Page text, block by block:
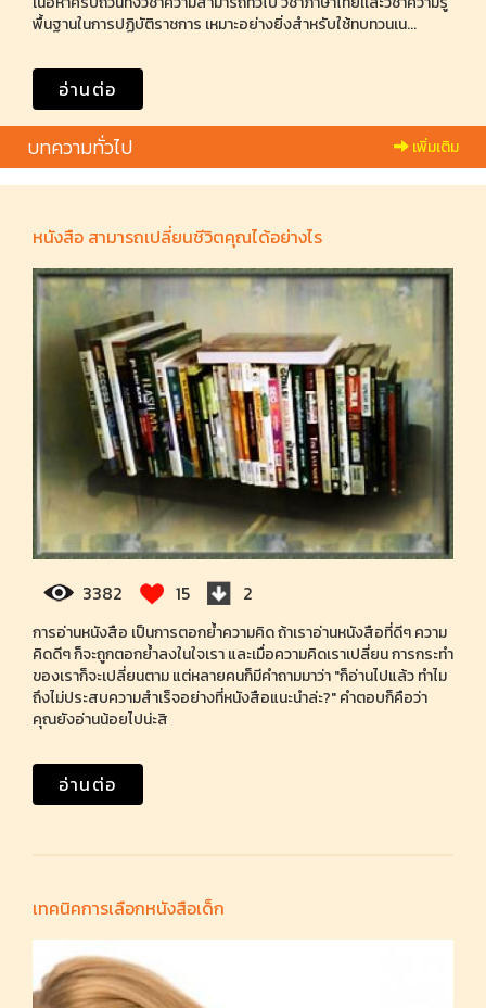
พื้นฐานในการปฏิบัติราชการ เหมาะอย่างยิ่งสำหรับใช้ทบทวนเน...
อ่านต่อ
บทความทั่วไป เพิ่มเติม
หนังสือ สามารถเปลี่ยนชีวิตคุณได้อย่างไร
3382 15 2
การอ่านหนังสือ เป็นการตอกย้ำความคิด ถ้าเราอ่านหนังสือที่ดีๆ ความ
คิดดีๆ ก็จะถูกตอกย้ำลงในใจเรา และเมื่อความคิดเราเปลี่ยน การกระทำ
ของเราก็จะเปลี่ยนตาม แต่หลายคนก็มีคำถามมาว่า "ก็อ่านไปแล้ว ทำไม
ถึงไม่ประสบความสำเร็จอย่างที่หนังสือแนะนำล่ะ?" คำตอบก็คือว่า
คุณยังอ่านน้อยไปน่ะสิ
อ่านต่อ
เทคนิคการเลือกหนังสือเด็ก